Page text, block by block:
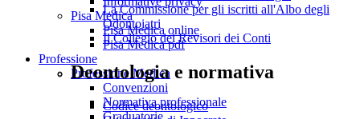
La Commissione per gli iscritti all'Albo degli
Odontoiatri
Il Collegio dei Revisori dei Conti
Deontologia e normativa
Codice deontologico
Pisa Medica
Pisa Medica online
Pisa Medica pdf
Professione
Professione Medica
Convenzioni
Normativa professionale
Graduatorie